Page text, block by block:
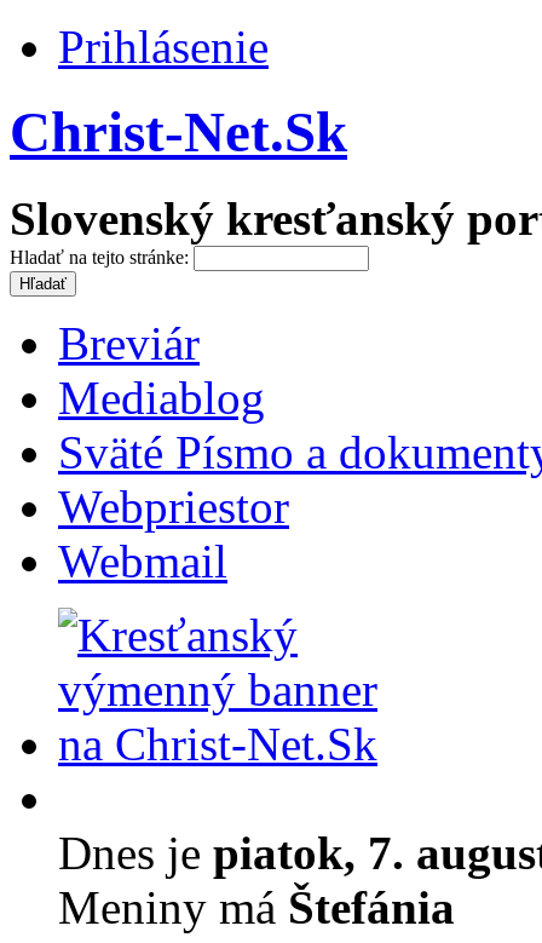
Prihlásenie
Christ-Net.Sk
Slovenský kresťanský
Hladať na tejto stránke:
Breviár
Mediablog
Sväté Písmo a
Webpriestor
Webmail
Dnes je piatok, 7.
Meniny má Štefánia